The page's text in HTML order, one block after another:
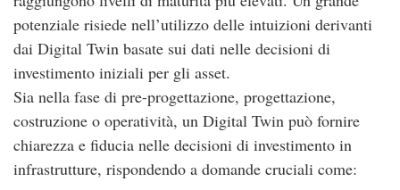
potenziale risiede nell’utilizzo delle intuizioni derivanti
dai Digital Twin basate sui dati nelle decisioni di
investimento iniziali per gli asset.
Sia nella fase di pre-progettazione, progettazione,
costruzione o operatività, un Digital Twin può fornire
chiarezza e fiducia nelle decisioni di investimento in
infrastrutture, rispondendo a domande cruciali come: